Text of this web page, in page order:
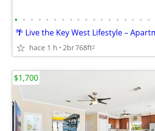
• • • • • • • • • • • • • • • • • •
hace 1 h 2br768ft2
$1,700